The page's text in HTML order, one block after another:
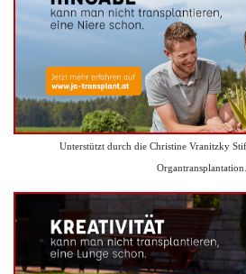
Unterstützt durch die Christine Vranitzky
Organtransplantation.